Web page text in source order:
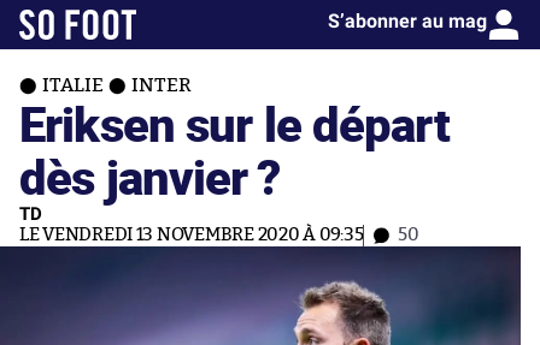
S’abonner au mag
ITALIE INTER
Eriksen sur le départ
dès janvier ?
TD
LE VENDREDI 13 NOVEMBRE 2020 À 09:35 50